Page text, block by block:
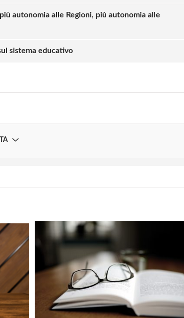
autonomia alle Regioni, più autonomia alle
sistema educativo
possono commentare!